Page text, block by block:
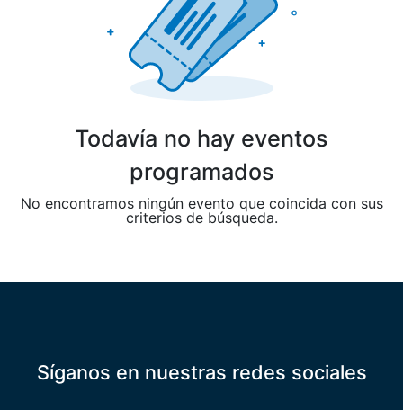
Todavía no hay eventos
programados
No encontramos ningún evento que coincida con sus
criterios de búsqueda.
Síganos en nuestras redes sociales